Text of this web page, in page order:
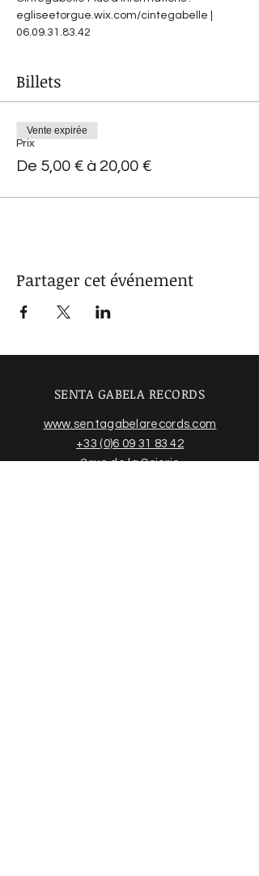
egliseetorgue.wix.com/cintegabelle |
06.09.31.83.42
Billets
Prix
De 5,00 € à 20,00 €
Vente expirée
Partager cet événement
SENTA GABELA RECORDS
www.sentagabelarecords.com
+33 (0)6 09 31 83 42
2 rue de la Scierie